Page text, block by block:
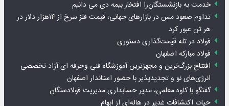
خدمت به بازنشستگان‌را افتخار بیمه دی می دانیم
تداوم صعود مس در بازارهای جهانی؛ قیمت فلز سرخ از ۱۴هزار دلار در
هر تن عبور کرد
فولاد در تله قیمت‌گذاری دستوری
فولاد مبارکه اصفهان
افتتاح بزرگ‌ترین و مجهزترین آموزشگاه فنی وحرفه ای آزاد تخصصی
انرژی‌های نو و تجدیدپذیر با حضور استاندار اصفهان
گفتگو با کاوه معلمی، مدیر حسابداری مدیریت فولادسنگان
حیات اکتشافات غدیر در هاله‌ای از ابهام